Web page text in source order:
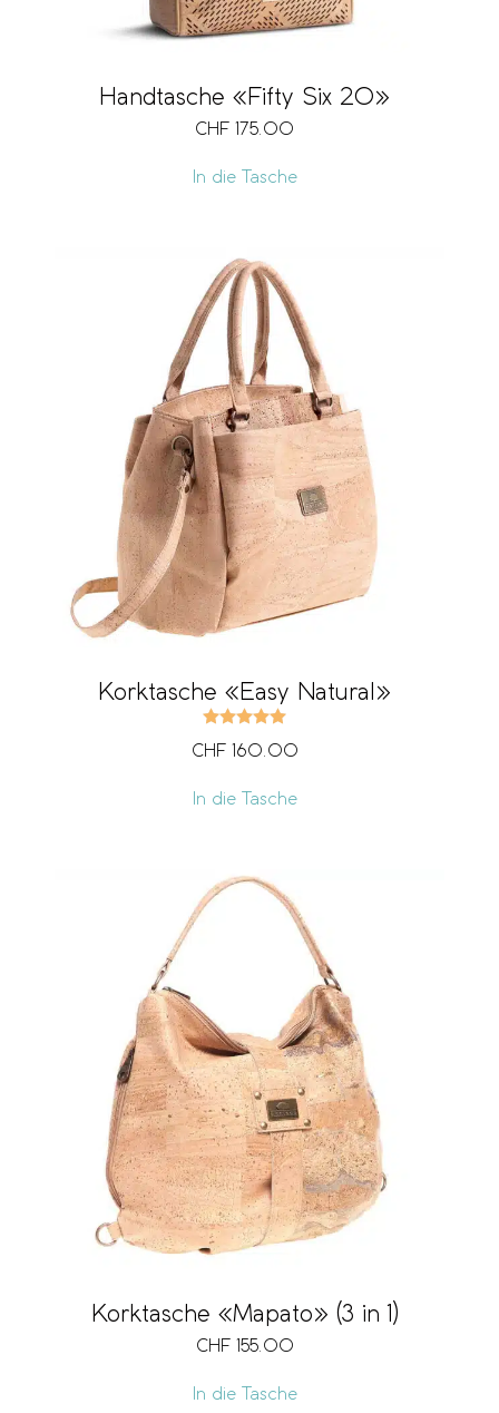
Handtasche «Fifty Six 20»
CHF 175.00
In die Tasche
Korktasche «Easy Natural»
CHF 160.00
In die Tasche
Korktasche «Mapato» (3 in 1)
CHF 155.00
In die Tasche